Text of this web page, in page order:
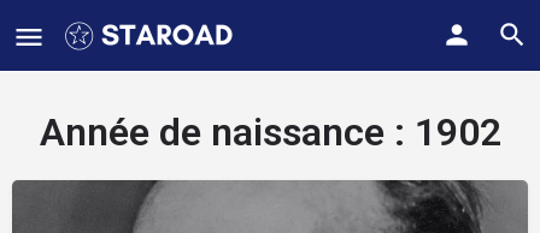
Année de naissance : 1902